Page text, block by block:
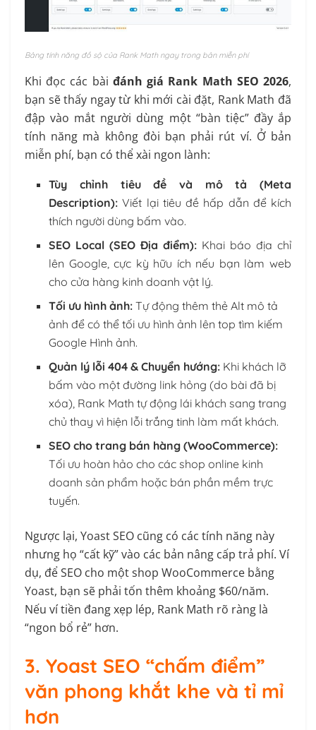
Bảng tính năng đồ sộ của Rank Math ngay trong bản miễn phí
Khi đọc các bài đánh giá Rank Math SEO 2026,
bạn sẽ thấy ngay từ khi mới cài đặt, Rank Math đã
đập vào mắt người dùng một “bàn tiệc” đầy ắp
tính năng mà không đòi bạn phải rút ví. Ở bản
miễn phí, bạn có thể xài ngon lành:
Tùy chỉnh tiêu đề và mô tả (Meta
Description): Viết lại tiêu đề hấp dẫn để kích
thích người dùng bấm vào.
SEO Local (SEO Địa điểm): Khai báo địa chỉ
lên Google, cực kỳ hữu ích nếu bạn làm web
cho cửa hàng kinh doanh vật lý.
Tối ưu hình ảnh: Tự động thêm thẻ Alt mô tả
ảnh để có thể tối ưu hình ảnh lên top tìm kiếm
Google Hình ảnh.
Quản lý lỗi 404 & Chuyển hướng: Khi khách lỡ
bấm vào một đường link hỏng (do bài đã bị
xóa), Rank Math tự động lái khách sang trang
chủ thay vì hiện lỗi trắng tinh làm mất khách.
SEO cho trang bán hàng (WooCommerce):
Tối ưu hoàn hảo cho các shop online kinh
doanh sản phẩm hoặc bán phần mềm trực
tuyến.
Ngược lại, Yoast SEO cũng có các tính năng này
nhưng họ “cất kỹ” vào các bản nâng cấp trả phí. Ví
dụ, để SEO cho một shop WooCommerce bằng
Yoast, bạn sẽ phải tốn thêm khoảng $60/năm.
Nếu ví tiền đang xẹp lép, Rank Math rõ ràng là
“ngon bổ rẻ” hơn.
3. Yoast SEO “chấm điểm”
văn phong khắt khe và tỉ mỉ
hơn